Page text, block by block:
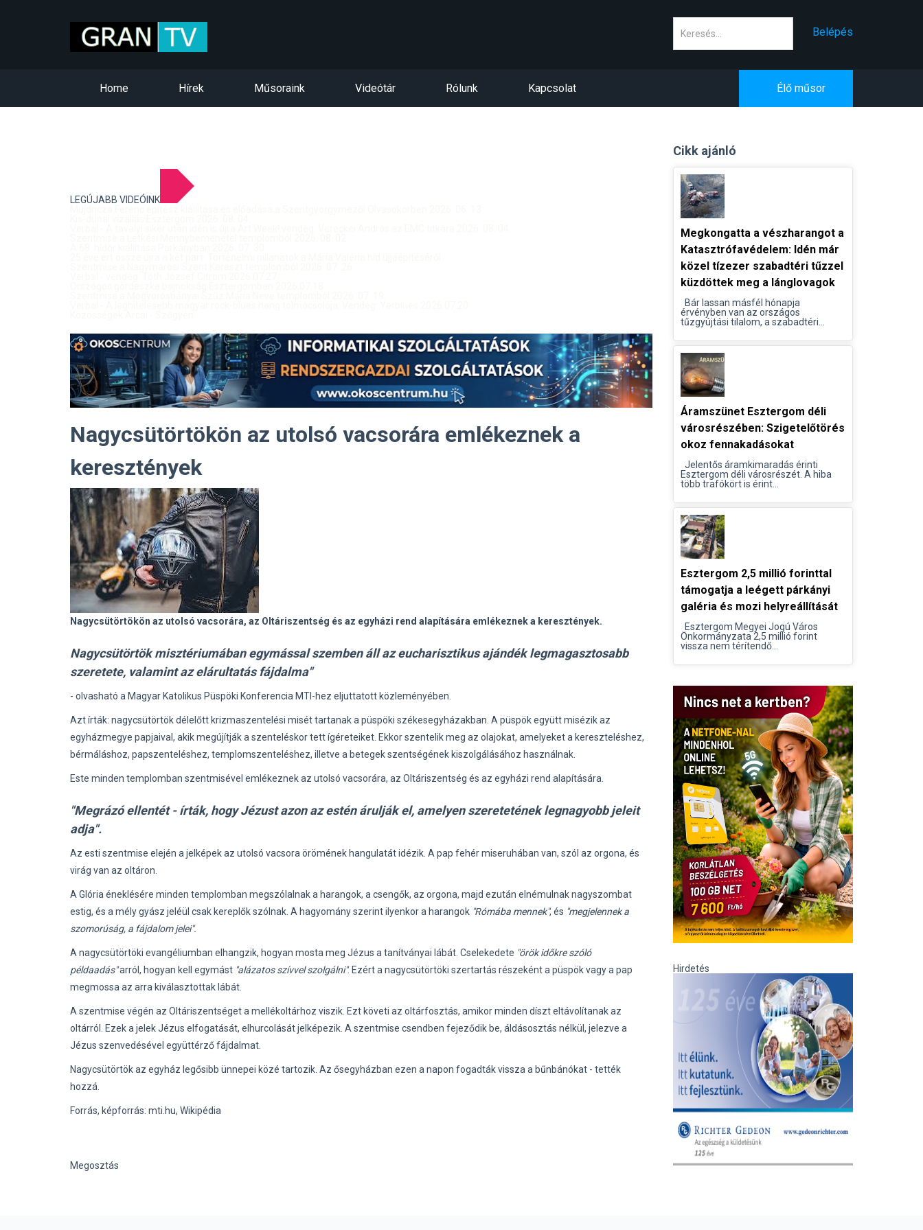
Belépés
Home Hírek Műsoraink Videótár Rólunk Kapcsolat Élő műsor
LEGÚJABB VIDEÓINK
Nagycsütörtökön az utolsó vacsorára emlékeznek a
keresztények
Nagycsütörtökön az utolsó vacsorára, az Oltáriszentség és az egyházi rend alapítására emlékeznek a keresztények.
Nagycsütörtök misztériumában egymással szemben áll az eucharisztikus ajándék legmagasztosabb
szeretete, valamint az elárultatás fájdalma"
- olvasható a Magyar Katolikus Püspöki Konferencia MTI-hez eljuttatott közleményében.
Azt írták: nagycsütörtök délelőtt krizmaszentelési misét tartanak a püspöki székesegyházakban. A püspök együtt misézik az
egyházmegye papjaival, akik megújítják a szenteléskor tett ígéreteiket. Ekkor szentelik meg az olajokat, amelyeket a kereszteléshez,
bérmáláshoz, papszenteléshez, templomszenteléshez, illetve a betegek szentségének kiszolgálásához használnak.
Este minden templomban szentmisével emlékeznek az utolsó vacsorára, az Oltáriszentség és az egyházi rend alapítására.
"Megrázó ellentét - írták, hogy Jézust azon az estén árulják el, amelyen szeretetének legnagyobb jeleit
adja".
Az esti szentmise elején a jelképek az utolsó vacsora örömének hangulatát idézik. A pap fehér miseruhában van, szól az orgona, és
virág van az oltáron.
A Glória éneklésére minden templomban megszólalnak a harangok, a csengők, az orgona, majd ezután elnémulnak nagyszombat
estig, és a mély gyász jeléül csak kereplők szólnak. A hagyomány szerint ilyenkor a harangok "Rómába mennek", és "megjelennek a
szomorúság, a fájdalom jelei".
A nagycsütörtöki evangéliumban elhangzik, hogyan mosta meg Jézus a tanítványai lábát. Cselekedete "örök időkre szóló
példaadás"arról, hogyan kell egymást "alázatos szívvel szolgálni". Ezért a nagycsütörtöki szertartás részeként a püspök vagy a pap
megmossa az arra kiválasztottak lábát.
A szentmise végén az Oltáriszentséget a mellékoltárhoz viszik. Ezt követi az oltárfosztás, amikor minden díszt eltávolítanak az
oltárról. Ezek a jelek Jézus elfogatását, elhurcolását jelképezik. A szentmise csendben fejeződik be, áldásosztás nélkül, jelezve a
Jézus szenvedésével együttérző fájdalmat.
Nagycsütörtök az egyház legősibb ünnepei közé tartozik. Az ősegyházban ezen a napon fogadták vissza a bűnbánókat - tették
hozzá.
Forrás, képforrás: mti.hu, Wikipédia
Megosztás
Cikk ajánló
Megkongatta a vészharangot a
Katasztrófavédelem: Idén már
közel tízezer szabadtéri tűzzel
küzdöttek meg a lánglovagok
Bár lassan másfél hónapja
érvényben van az országos
tűzgyújtási tilalom, a szabadtéri...
Áramszünet Esztergom déli
városrészében: Szigetelőtörés
okoz fennakadásokat
Jelentős áramkimaradás érinti
Esztergom déli városrészét. A hiba
több trafókört is érint...
Esztergom 2,5 millió forinttal
támogatja a leégett párkányi
galéria és mozi helyreállítását
Esztergom Megyei Jogú Város
Önkormányzata 2,5 millió forint
vissza nem térítendő...
Hirdetés